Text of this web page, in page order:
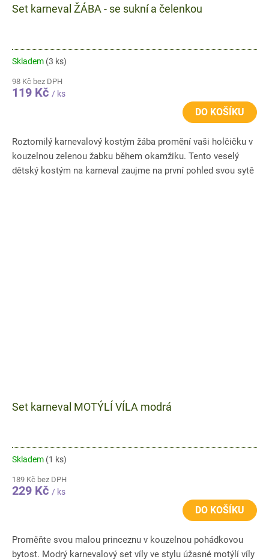
Set karneval ŽÁBA - se sukní a čelenkou
Skladem (3 ks)
98 Kč bez DPH
119 Kč / ks
DO KOŠÍKU
Roztomilý karnevalový kostým žába promění vaši holčičku v
kouzelnou zelenou žabku během okamžiku. Tento veselý
dětský kostým na karneval zaujme na první pohled svou sytě
Set karneval MOTÝLÍ VÍLA modrá
Skladem (1 ks)
189 Kč bez DPH
229 Kč / ks
DO KOŠÍKU
Proměňte svou malou princeznu v kouzelnou pohádkovou
bytost. Modrý karnevalový set víly ve stylu úžasné motýlí víly